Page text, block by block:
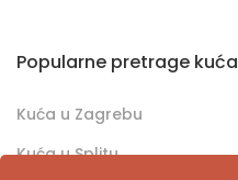
Popularne pretrage kuća
Kuća u Zagrebu
Kuća u Splitu